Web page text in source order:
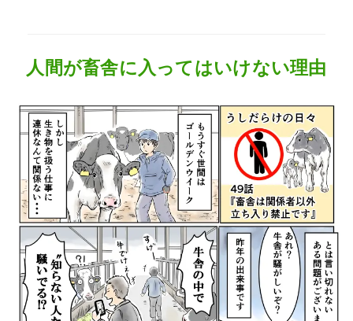
人間が畜舎に入ってはいけない理由